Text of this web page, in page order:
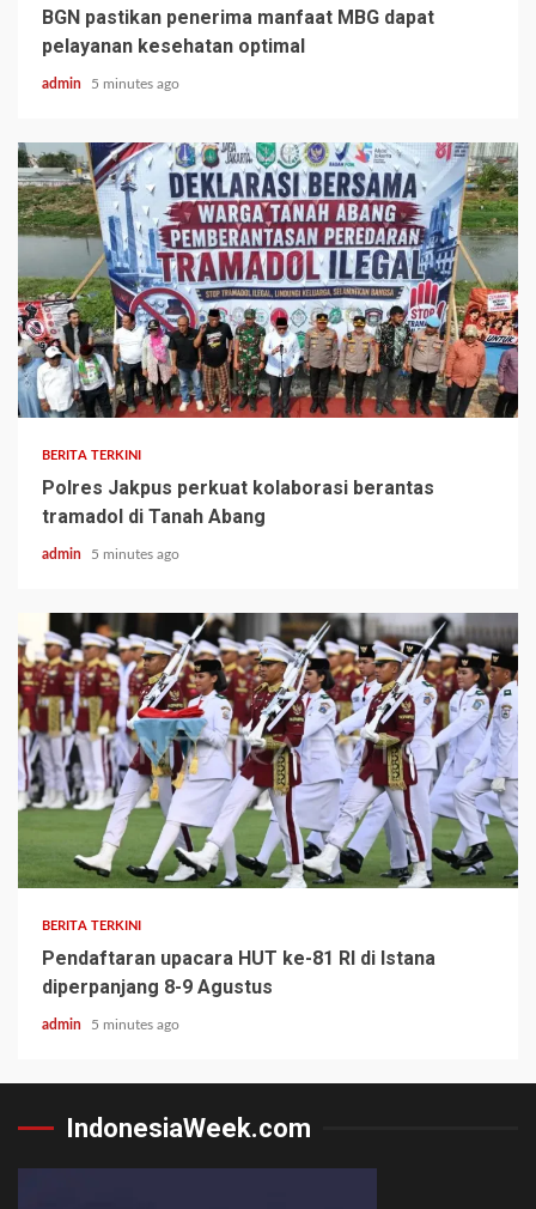
BGN pastikan penerima manfaat MBG dapat
pelayanan kesehatan optimal
admin 5 minutes ago
BERITA TERKINI
Polres Jakpus perkuat kolaborasi berantas
tramadol di Tanah Abang
admin 5 minutes ago
BERITA TERKINI
Pendaftaran upacara HUT ke-81 RI di Istana
diperpanjang 8-9 Agustus
admin 5 minutes ago
IndonesiaWeek.com